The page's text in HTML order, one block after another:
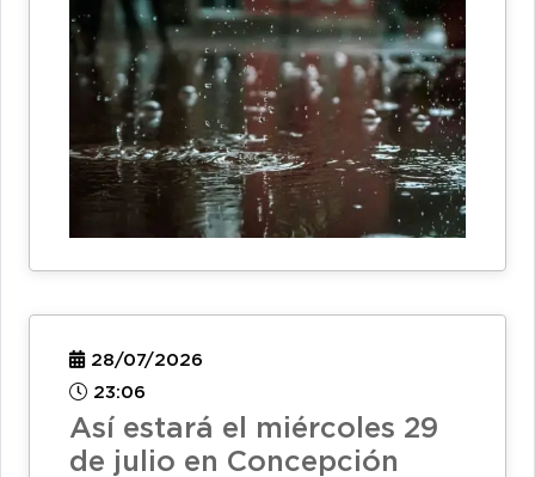
28/07/2026
23:06
Así estará el miércoles 29
de julio en Concepción